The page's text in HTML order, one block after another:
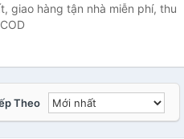
giao hàng tận nhà miễn phí, thu
Theo